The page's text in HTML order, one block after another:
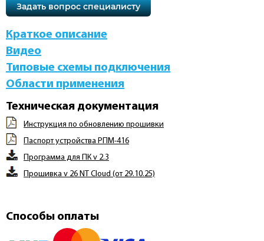
Задать вопрос специалисту
Краткое описание
Видео
Типовые схемы подключения
Области применения
Техническая документация
Инструкция по обновлению прошивки
Паспорт устройства РПМ-416
Программа для ПК v 2.3
Прошивка v 26 NT Cloud (от 29.10.25)
Способы оплаты